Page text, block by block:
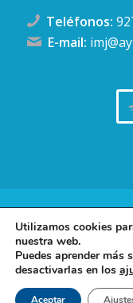
Teléfonos:
E-mail:
Concejalía de
Política de privacidad
Política de cookies
Contacto
Utilizamos cookies
nuestra web.
Puedes aprender más
desactivarlas en los
Aceptar